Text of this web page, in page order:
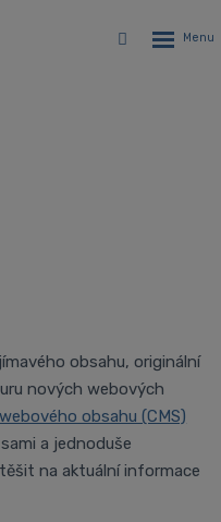
Vyhledávání
obsahu, originální
nových webových
obsahu (CMS)
a jednoduše
na aktuální informace